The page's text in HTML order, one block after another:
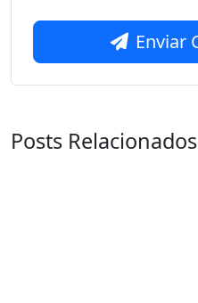
Enviar
Posts Relacionados